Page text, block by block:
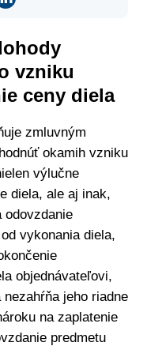
vzniku
ceny diela
zmluvným
okamih vzniku
výlučne
diela, ale aj inak,
odovzdanie
vykonania diela,
objednávateľovi,
jeho riadne
na zaplatenie
predmetu